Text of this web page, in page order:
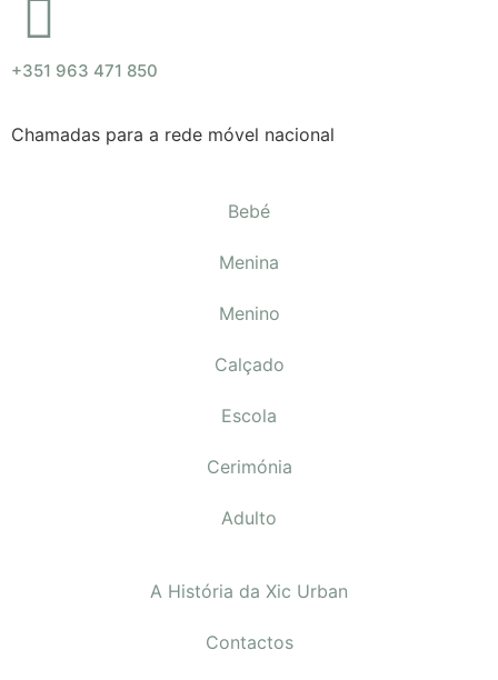
+351 963 471 850
Chamadas para a rede móvel nacional
Bebé
Menina
Menino
Calçado
Escola
Cerimónia
Adulto
A História da Xic Urban
Contactos